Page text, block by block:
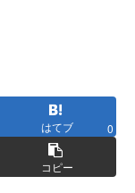
はてブ 0
コピー